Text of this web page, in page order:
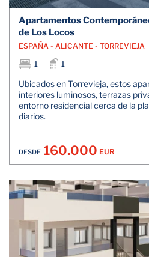
Apartamentos
de Los Locos
ESPAÑA - ALICANTE - TORREVIEJA
1
1
Ubicados en Torrevieja, estos
interiores luminosos, terrazas
entorno residencial cerca de la
diarios.
DESDE 160.000 EUR